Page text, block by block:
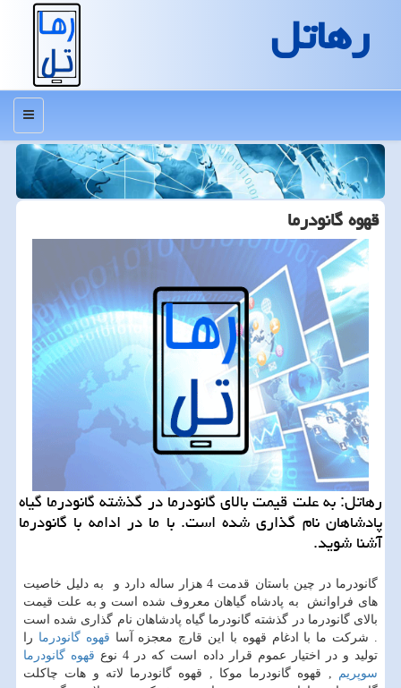
رهاتل
منو
قهوه گانودرما
رهاتل: به علت قیمت بالای گانودرما در گذشته گانودرما گیاه
پادشاهان نام گذاری شده است. با ما در ادامه با گانودرما
آشنا شوید.
گانودرما در چین باستان قدمت 4 هزار ساله دارد و به دلیل خاصیت
های فراوانش به پادشاه گیاهان معروف شده است و به علت قیمت
بالای گانودرما در گذشته گانودرما گیاه پادشاهان نام گذاری شده است
. شرکت ما با ادغام قهوه با این قارچ معجزه آسا قهوه گانودرما را
تولید و در اختیار عموم قرار داده است که در 4 نوع
قهوه گانودرما
سوپریم
, قهوه گانودرما موکا , قهوه گانودرما لاته و هات چاکلت